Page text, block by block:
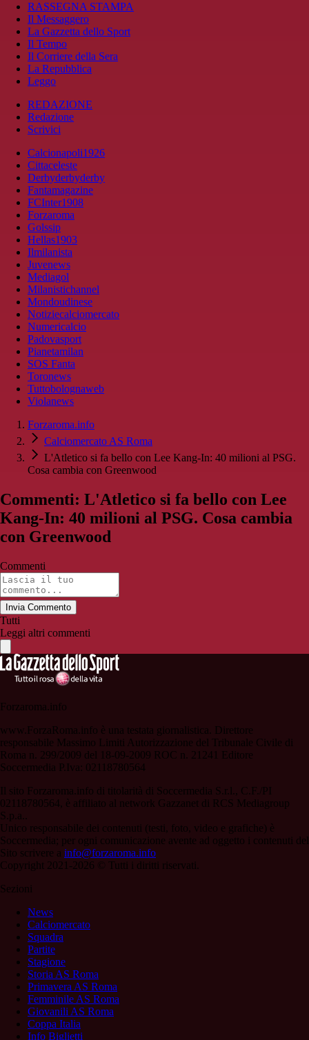
RASSEGNA STAMPA
Il Messaggero
La Gazzetta dello Sport
Il Tempo
Il Corriere della Sera
La Repubblica
Leggo
REDAZIONE
Redazione
Scrivici
Calcionapoli1926
Cittaceleste
Derbyderbyderby
Fantamagazine
FCInter1908
Forzaroma
Golssip
Hellas1903
Ilmilanista
Juvenews
Mediagol
Milanistichannel
Mondoudinese
Notiziecalciomercato
Numericalcio
Padovasport
Pianetamilan
SOS Fanta
Toronews
Tuttobolognaweb
Violanews
Forzaroma.info
Calciomercato AS Roma
L'Atletico si fa bello con Lee Kang-In: 40 milioni al PSG.
Cosa cambia con Greenwood
Commenti: L'Atletico si fa bello con Lee
Kang-In: 40 milioni al PSG. Cosa cambia
con Greenwood
Commenti
Invia Commento
Tutti
Leggi altri commenti
Forzaroma.info
www.ForzaRoma.info è una testata giornalistica. Direttore
responsabile Massimo Limiti Autorizzazione del Tribunale Civile di
Roma n. 299/2009 del 18-09-2009 ROC n. 21241 Editore
Soccermedia P.Iva: 02118780564
Il sito Forzaroma.info di titolarità di Soccermedia S.r.l., C.F./PI
02118780564, è affiliato al network Gazzanet di RCS Mediagroup
S.p.a..
Unico responsabile dei contenuti (testi, foto, video e grafiche) è
Soccermedia; per ogni comunicazione avente ad oggetto i contenuti del
Sito scrivere a info@forzaroma.info
Copyright 2021-2026 © Tutti i diritti riservati.
Sezioni
News
Calciomercato
Squadra
Partite
Stagione
Storia AS Roma
Primavera AS Roma
Femminile AS Roma
Giovanili AS Roma
Coppa Italia
Info Biglietti